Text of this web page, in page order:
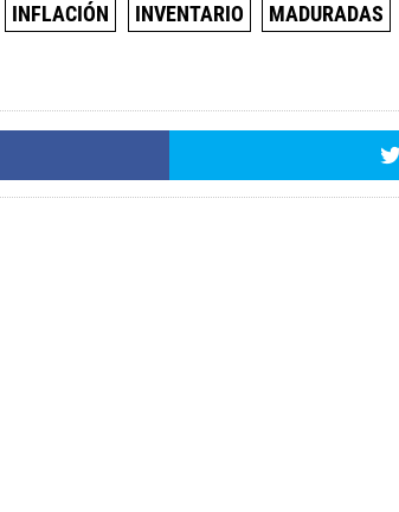
INFLACIÓN INVENTARIO MADURADAS